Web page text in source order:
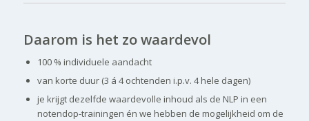
Daarom is het zo waardevol
100 % individuele aandacht
van korte duur (3 á 4 ochtenden i.p.v. 4 hele dagen)
je krijgt dezelfde waardevolle inhoud als de NLP in een
notendop-trainingen én we hebben de mogelijkheid om de